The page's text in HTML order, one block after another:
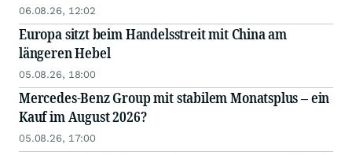
06.08.26, 12:02
Europa sitzt beim Handelsstreit mit China am
längeren Hebel
05.08.26, 18:00
Mercedes-Benz Group mit stabilem Monatsplus – ein
Kauf im August 2026?
05.08.26, 17:00